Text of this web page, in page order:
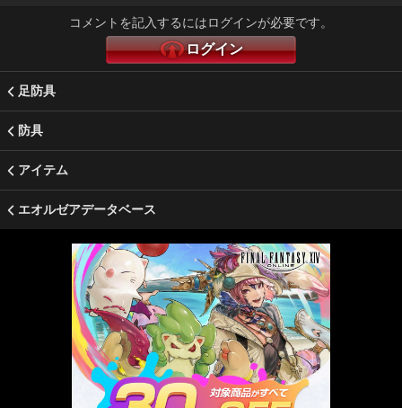
コメントを記入するにはログインが必要です。
ログイン
足防具
防具
アイテム
エオルゼアデータベース